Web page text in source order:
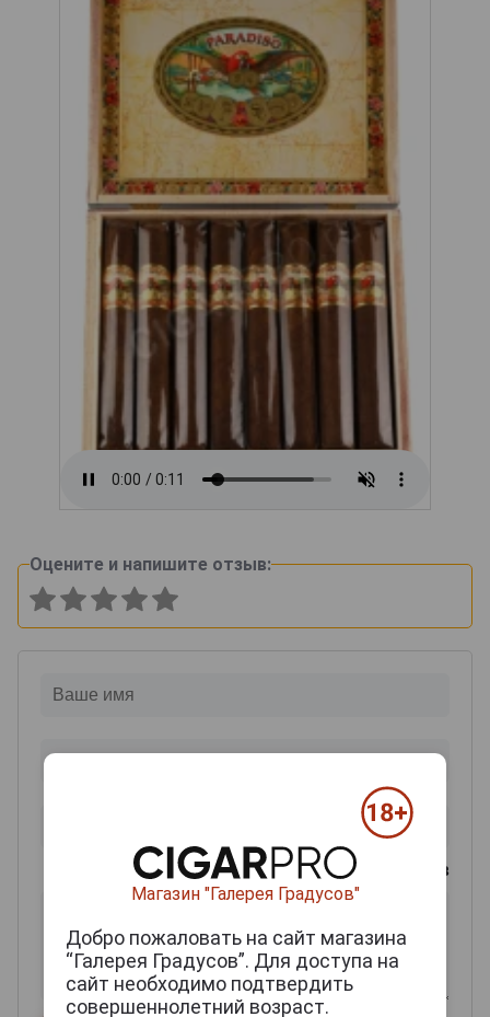
Оцените и напишите отзыв:
0 из 2000 знаков
Магазин "Галерея Градусов"
Добро пожаловать на сайт магазина
“Галерея Градусов”. Для доступа на
сайт необходимо подтвердить
совершеннолетний возраст.